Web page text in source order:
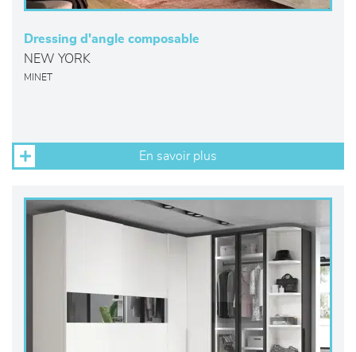
Dressing d'angle composable
NEW YORK
MINET
En savoir plus